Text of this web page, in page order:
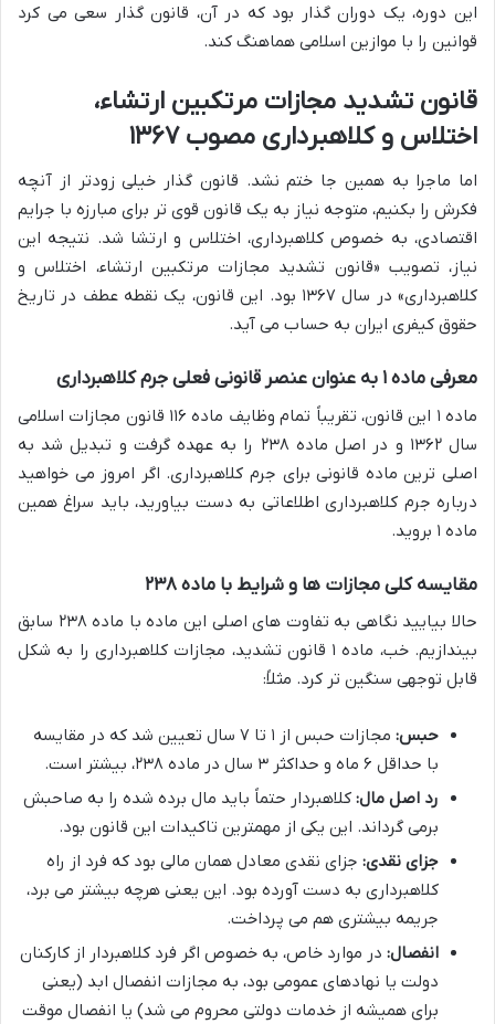
این دوره، یک دوران گذار بود که در آن، قانون گذار سعی می کرد
قوانین را با موازین اسلامی هماهنگ کند.
قانون تشدید مجازات مرتکبین ارتشاء،
اختلاس و کلاهبرداری مصوب ۱۳۶۷
اما ماجرا به همین جا ختم نشد. قانون گذار خیلی زودتر از آنچه
فکرش را بکنیم، متوجه نیاز به یک قانون قوی تر برای مبارزه با جرایم
اقتصادی، به خصوص کلاهبرداری، اختلاس و ارتشا شد. نتیجه این
نیاز، تصویب «قانون تشدید مجازات مرتکبین ارتشاء، اختلاس و
کلاهبرداری» در سال ۱۳۶۷ بود. این قانون، یک نقطه عطف در تاریخ
حقوق کیفری ایران به حساب می آید.
معرفی ماده ۱ به عنوان عنصر قانونی فعلی جرم کلاهبرداری
ماده ۱ این قانون، تقریباً تمام وظایف ماده ۱۱۶ قانون مجازات اسلامی
سال ۱۳۶۲ و در اصل ماده ۲۳۸ را به عهده گرفت و تبدیل شد به
اصلی ترین ماده قانونی برای جرم کلاهبرداری. اگر امروز می خواهید
درباره جرم کلاهبرداری اطلاعاتی به دست بیاورید، باید سراغ همین
ماده ۱ بروید.
مقایسه کلی مجازات ها و شرایط با ماده ۲۳۸
حالا بیایید نگاهی به تفاوت های اصلی این ماده با ماده ۲۳۸ سابق
بیندازیم. خب، ماده ۱ قانون تشدید، مجازات کلاهبرداری را به شکل
قابل توجهی سنگین تر کرد. مثلاً:
حبس:
مجازات حبس از ۱ تا ۷ سال تعیین شد که در مقایسه
با حداقل ۶ ماه و حداکثر ۳ سال در ماده ۲۳۸، بیشتر است.
رد اصل مال: کلاهبردار حتماً باید مال برده شده را به صاحبش
برمی گرداند. این یکی از مهمترین تاکیدات این قانون بود.
جزای نقدی: جزای نقدی معادل همان مالی بود که فرد از راه
کلاهبرداری به دست آورده بود. این یعنی هرچه بیشتر می برد،
جریمه بیشتری هم می پرداخت.
انفصال: در موارد خاص، به خصوص اگر فرد کلاهبردار از کارکنان
دولت یا نهادهای عمومی بود، به مجازات انفصال ابد (یعنی
برای همیشه از خدمات دولتی محروم می شد) یا انفصال موقت